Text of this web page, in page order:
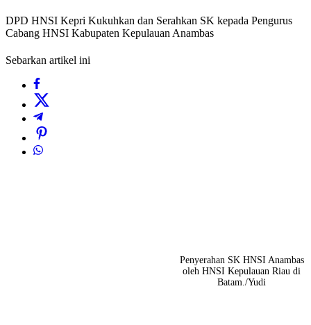
DPD HNSI Kepri Kukuhkan dan Serahkan SK kepada Pengurus
Cabang HNSI Kabupaten Kepulauan Anambas
Sebarkan artikel ini
Penyerahan SK HNSI Anambas
oleh HNSI Kepulauan Riau di
Batam./Yudi